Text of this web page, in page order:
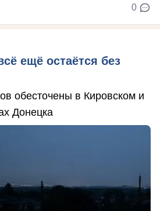
0
ещё остаётся без
обесточены в Кировском и
Донецка